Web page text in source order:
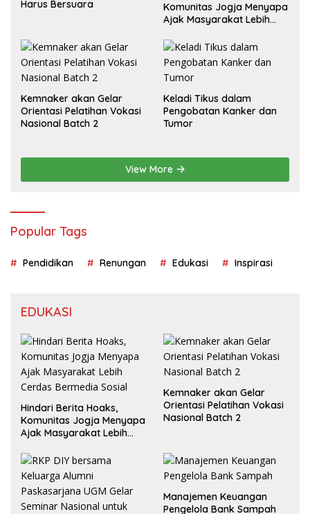
Harus Bersuara
Komunitas Jogja Menyapa
Ajak Masyarakat Lebih
Kemnaker akan Gelar
Orientasi Pelatihan Vokasi
Nasional Batch 2
Keladi Tikus dalam
Pengobatan Kanker dan
Tumor
View More
Popular Tags
Pendidikan Renungan Edukasi Inspirasi
EDUKASI
Hindari Berita Hoaks,
Komunitas Jogja Menyapa
Ajak Masyarakat Lebih
Kemnaker akan Gelar
Orientasi Pelatihan Vokasi
Nasional Batch 2
Manajemen Keuangan
Pengelola Bank Sampah